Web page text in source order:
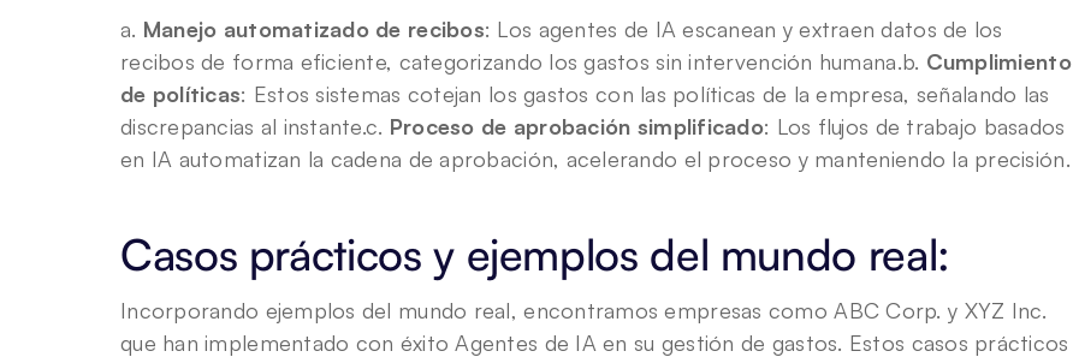
a. Manejo automatizado de recibos: Los agentes de IA escanean y extraen datos de los
recibos de forma eficiente, categorizando los gastos sin intervención humana.b. Cumplimiento
de políticas: Estos sistemas cotejan los gastos con las políticas de la empresa, señalando las
discrepancias al instante.c. Proceso de aprobación simplificado: Los flujos de trabajo basados
en IA automatizan la cadena de aprobación, acelerando el proceso y manteniendo la precisión.
Casos prácticos y ejemplos del mundo real:
Incorporando ejemplos del mundo real, encontramos empresas como ABC Corp. y XYZ Inc.
que han implementado con éxito Agentes de IA en su gestión de gastos. Estos casos prácticos